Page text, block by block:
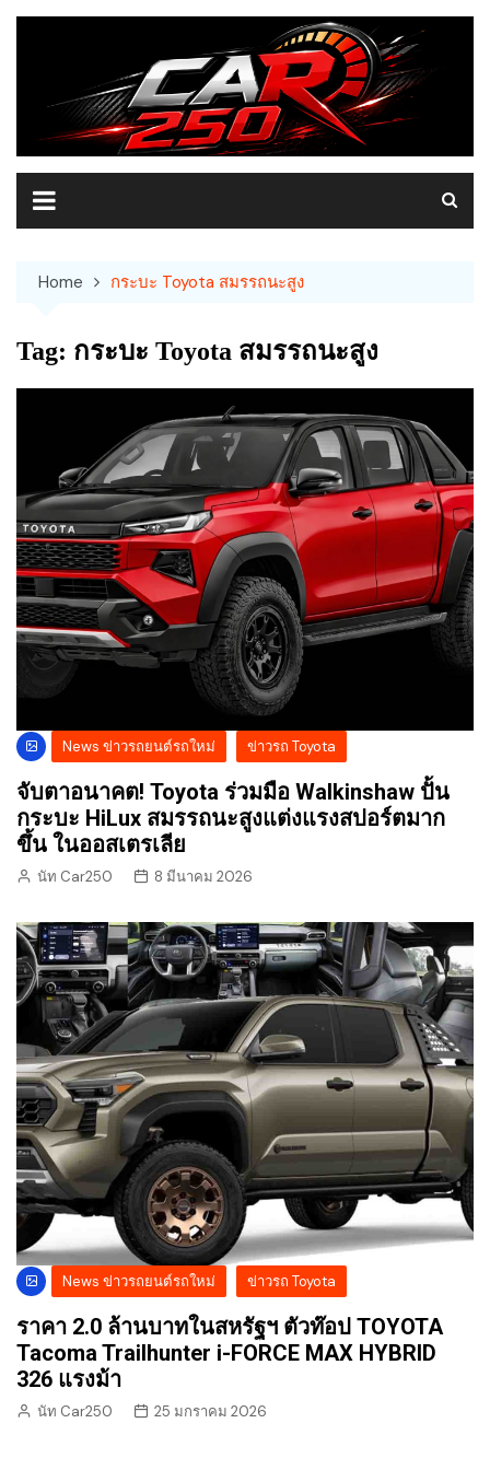
Skip
Home กระบะ Toyota สมรรถนะสูง
Tag: กระบะ Toyota สมรรถนะสูง
News ข่าวรถยนต์รถใหม่ ข่าวรถ Toyota
จับตาอนาคต! Toyota ร่วมมือ Walkinshaw ปั้น
กระบะ HiLux สมรรถนะสูงแต่งแรงสปอร์ตมาก
ขึ้น ในออสเตรเลีย
นัท Car250 8 มีนาคม 2026
News ข่าวรถยนต์รถใหม่ ข่าวรถ Toyota
ราคา 2.0 ล้านบาทในสหรัฐฯ ตัวท๊อป TOYOTA
Tacoma Trailhunter i-FORCE MAX HYBRID
326 แรงม้า
นัท Car250 25 มกราคม 2026